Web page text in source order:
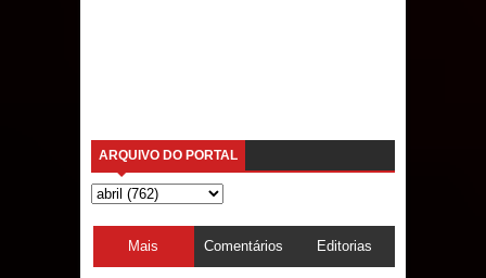
ARQUIVO DO PORTAL
Mais Comentários Editorias